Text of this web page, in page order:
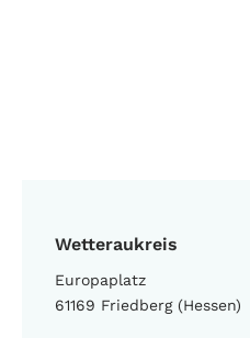
Wetteraukreis
Europaplatz
61169 Friedberg (Hessen)